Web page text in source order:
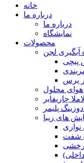
خانه
درباره ما
درباره ما
نمایشگاه
محصولات
آبگیری لجن
پیچی
پرس
لاملا چاریفایر
پلیمر
های زیبا
شفت